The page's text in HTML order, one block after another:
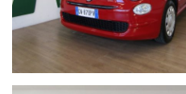
TELEFONO BLUETOOTH
CRUISE CONTROL
VOLANTE
ALZACRISTALLI
SPECCHI